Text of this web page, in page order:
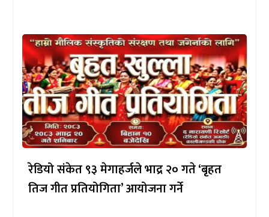
रेडियो संकेत ९३ मेगाहर्जले भाद्र २० गते ‘बृहत
तिज गीत प्रतियोगिता’ आयोजना गर्ने